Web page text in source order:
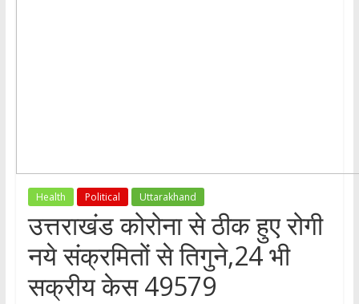
Health Political Uttarakhand
उत्तराखंड कोरोना से ठीक हुए रोगी
नये संक्रमितों से तिगुने,24 भी
सक्रीय केस 49579